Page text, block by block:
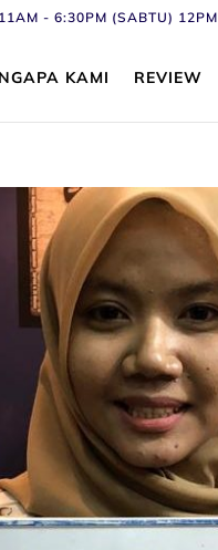
- 6:30PM (SABTU)
KAMI REVIEW